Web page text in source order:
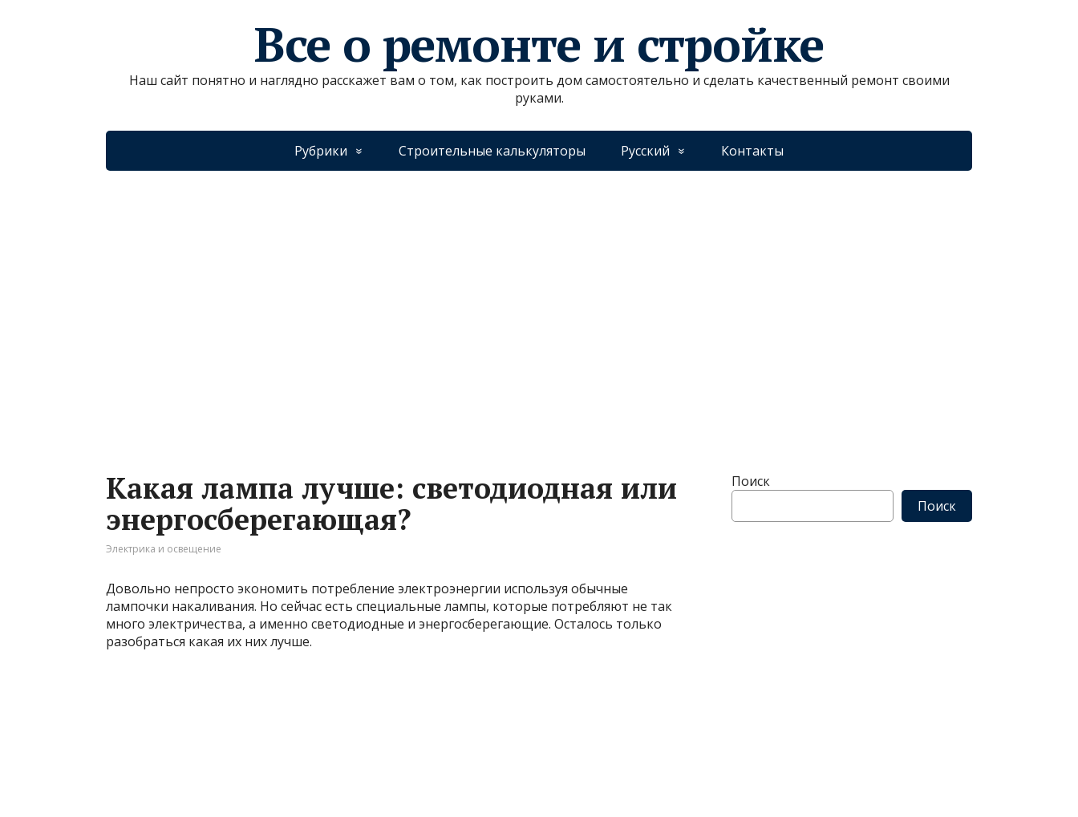
Все о ремонте и стройке
Наш сайт понятно и наглядно расскажет вам о том, как построить дом самостоятельно и сделать качественный ремонт своими
руками.
Рубрики Строительные калькуляторы Русский Контакты
Какая лампа лучше: светодиодная или
энергосберегающая?
Электрика и освещение
Довольно непросто экономить потребление электроэнергии используя обычные
лампочки накаливания. Но сейчас есть специальные лампы, которые потребляют не так
много электричества, а именно светодиодные и энергосберегающие. Осталось только
разобраться какая их них лучше.
Поиск
Поиск